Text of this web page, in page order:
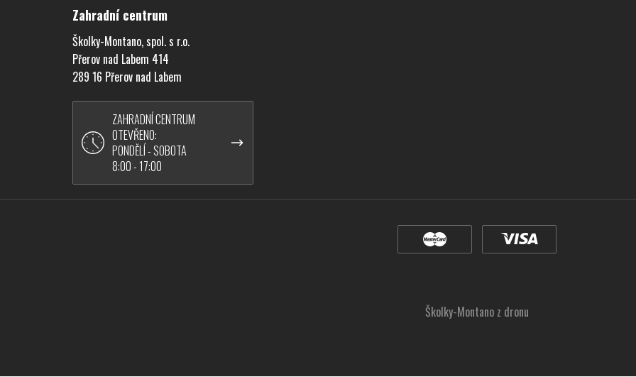
Zahradní centrum
Školky-Montano, spol. s r.o.
Přerov nad Labem 414
289 16 Přerov nad Labem
ZAHRADNÍ CENTRUM
OTEVŘENO:
PONDĚLÍ - SOBOTA
8:00 - 17:00
Školky-Montano z dronu